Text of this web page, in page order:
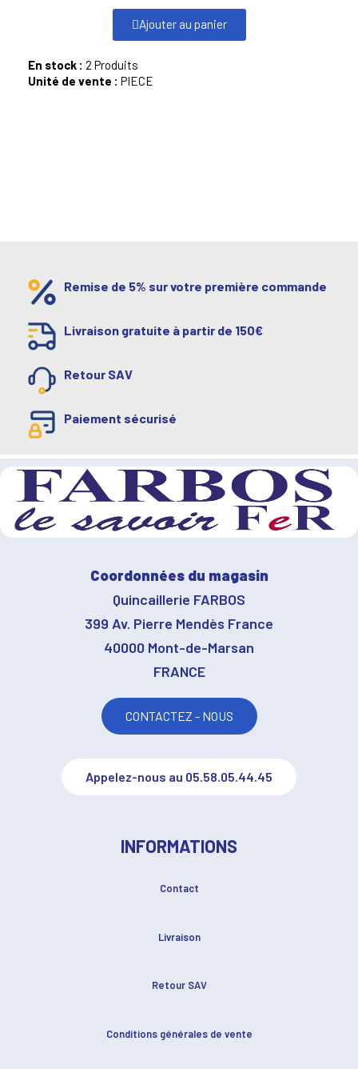
Ajouter au panier
En stock : 2 Produits
Unité de vente : PIECE
Remise de 5% sur votre première commande
Livraison gratuite à partir de 150€
Retour SAV
Paiement sécurisé
Coordonnées du magasin
Quincaillerie FARBOS
399 Av. Pierre Mendès France
40000 Mont-de-Marsan
FRANCE
CONTACTEZ - NOUS
Appelez-nous au 05.58.05.44.45
INFORMATIONS
Contact
Livraison
Retour SAV
Conditions générales de vente